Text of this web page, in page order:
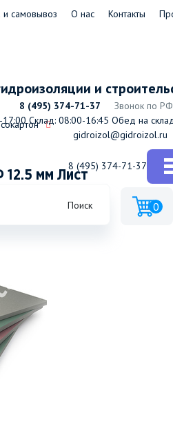
и самовывоз О нас Контакты
и
8 (495) 374-71-37
Звонок по
17:00 Склад: 08:00-16:45 Обед на
gidroizol@gidroizol.ru
8 (495) 374-71-37
Поиск 0
мм Лист